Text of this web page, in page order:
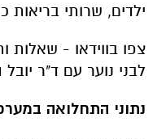
ילדים, שרותי בריאות
צפו בווידאו - שאלות
לבני נוער עם ד"ר יובל
נתוני התחלואה